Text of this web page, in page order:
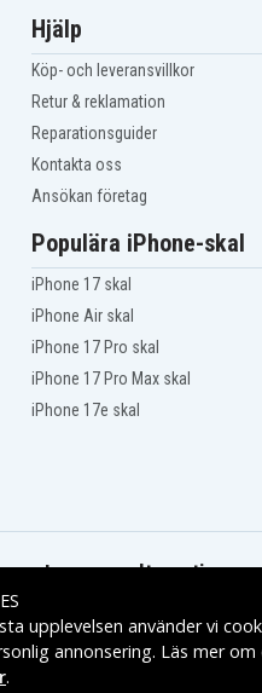
Hjälp
Köp- och leveransvillkor
Retur & reklamation
Reparationsguider
Kontakta oss
Ansökan företag
Populära iPhone-skal
iPhone 17 skal
iPhone Air skal
iPhone 17 Pro skal
iPhone 17 Pro Max skal
iPhone 17e skal
Leveransalternativ
upplevelsen använder vi
annonsering. Läs mer
.